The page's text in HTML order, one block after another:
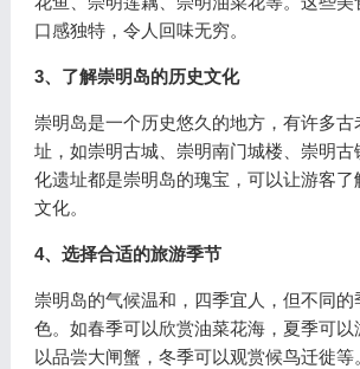
口感独特，令人回味无穷。
3、了解崇明岛的历史文化
崇明岛是一个历史悠久的地方，有许多
址，如崇明古城、崇明南门城楼、崇明古
化遗址都是崇明岛的瑰宝，可以让游客了
文化。
4、选择合适的旅游季节
崇明岛的气候温和，四季宜人，但不同
色。如春季可以欣赏油菜花海，夏季可
以品尝大闸蟹，冬季可以观赏候鸟迁徙等